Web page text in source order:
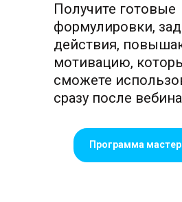
Получите готовые
формулировки,
действия,
мотивацию,
сможете
сразу после
Программа